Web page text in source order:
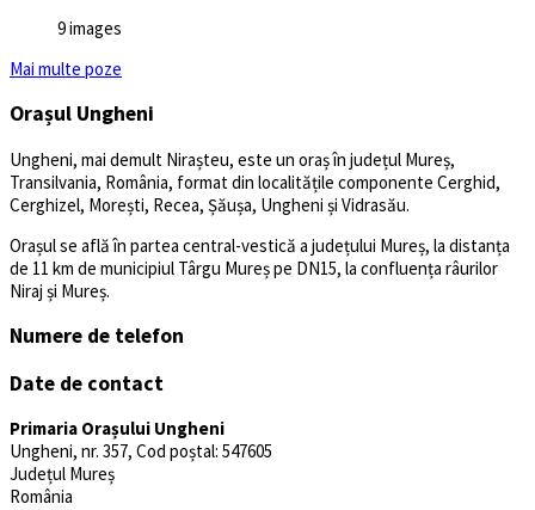
9 images
Mai multe poze
Orașul Ungheni
Ungheni, mai demult Nirașteu, este un oraș în județul Mureș,
Transilvania, România, format din localitățile componente Cerghid,
Cerghizel, Morești, Recea, Șăușa, Ungheni și Vidrasău.
Orașul se află în partea central-vestică a județului Mureș, la distanța
de 11 km de municipiul Târgu Mureș pe DN15, la confluența râurilor
Niraj și Mureș.
Numere de telefon
Date de contact
Primaria Orașului Ungheni
Ungheni, nr. 357, Cod poștal: 547605
Județul Mureș
România